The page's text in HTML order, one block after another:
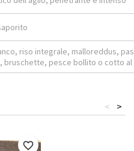
riso integrale, malloreddus,
bruschette, pesce bollito o cotto
>
<
favorite_border